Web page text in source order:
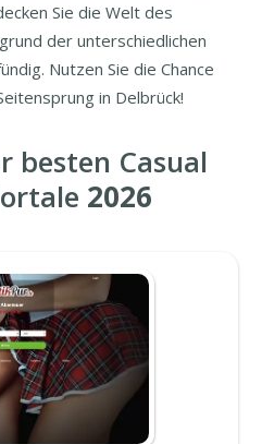
Sie die Welt des
der unterschiedlichen
Nutzen Sie die Chance
in Delbrück!
besten Casual
2026